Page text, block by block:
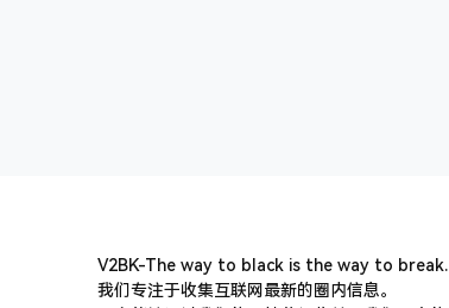
V2BK-The way to black is the way to break.
我们专注于收集互联网最新的圈内信息。